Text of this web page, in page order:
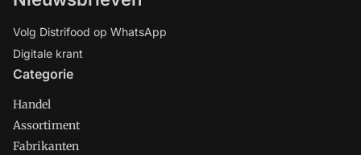
Volg Distrifood op WhatsApp
Digitale krant
Categorie
Handel
Assortiment
Fabrikanten